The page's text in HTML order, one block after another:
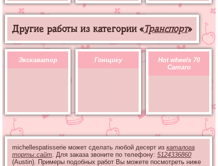
Другие работы из категории «Транспорт»
Экскаватор Гонщику
Hot wheels 70
Camaro
michellespatisserie может сделать любой десерт из каталога
торты.сайт . Для заказа звоните по телефону: 5124336860
(Austin). Примеры подобных работ Вы можете посмотреть ниже